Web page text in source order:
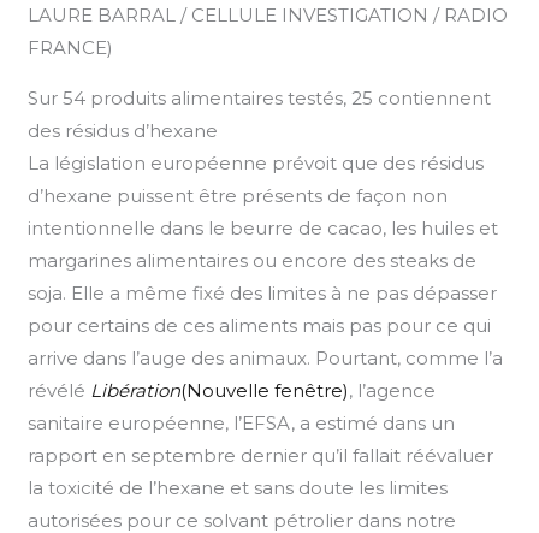
LAURE BARRAL / CELLULE INVESTIGATION / RADIO
FRANCE)
Sur 54 produits alimentaires testés, 25 contiennent
des résidus d’hexane
La législation européenne prévoit que des résidus
d’hexane puissent être présents de façon non
intentionnelle dans le beurre de cacao, les huiles et
margarines alimentaires ou encore des steaks de
soja. Elle a même fixé des limites à ne pas dépasser
pour certains de ces aliments mais pas pour ce qui
arrive dans l’auge des animaux. Pourtant, comme l’a
révélé Libération(Nouvelle fenêtre), l’agence
sanitaire européenne, l’EFSA, a estimé dans un
rapport en septembre dernier qu’il fallait réévaluer
la toxicité de l’hexane et sans doute les limites
autorisées pour ce solvant pétrolier dans notre